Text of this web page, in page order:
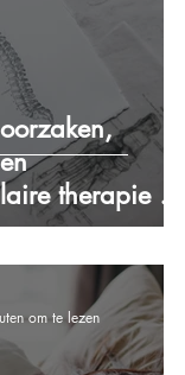
therapie als
om te lezen